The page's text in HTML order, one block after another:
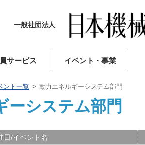
一般社団法人
サービス イベント・事業
ント一覧 動力エネルギーシステム部門
ーシステム部門
日/イベント名